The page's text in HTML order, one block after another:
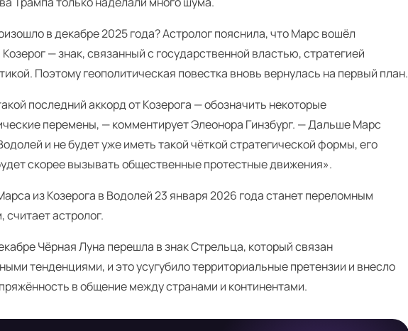
в декабре 2025 года? Астролог пояснила, что Марс вошёл
Козерог — знак, связанный с государственной властью, стратегией
Поэтому геополитическая повестка вновь вернулась на первый план.
последний аккорд от Козерога — обозначить некоторые
перемены, — комментирует Элеонора Гинзбург. — Дальше Марс
и не будет уже иметь такой чёткой стратегической формы, его
скорее вызывать общественные протестные движения».
из Козерога в Водолей 23 января 2026 года станет переломным
астролог.
Чёрная Луна перешла в знак Стрельца, который связан
тенденциями, и это усугубило территориальные претензии и внесло
в общение между странами и континентами.